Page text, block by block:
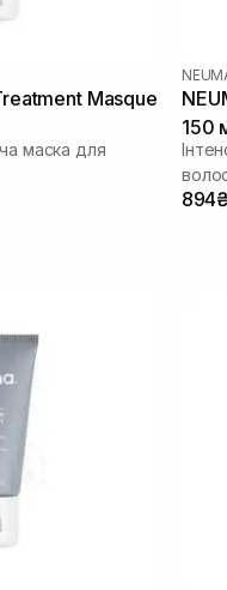
Masque
маска для
150